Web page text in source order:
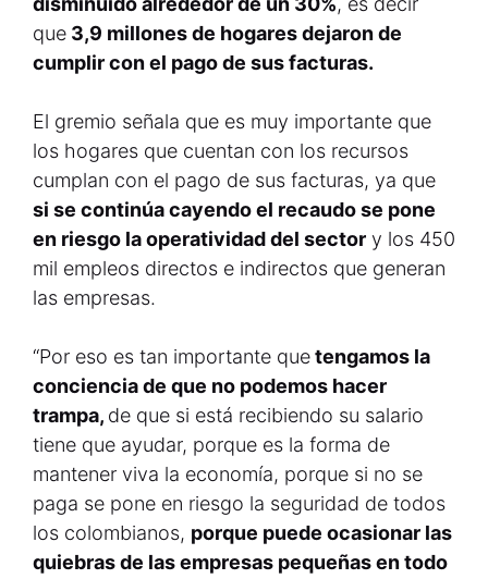
que 3,9 millones de hogares dejaron de
cumplir con el pago de sus facturas.
El gremio señala que es muy importante que
los hogares que cuentan con los recursos
cumplan con el pago de sus facturas, ya que
si se continúa cayendo el recaudo se pone
en riesgo la operatividad del sector y los 450
mil empleos directos e indirectos que generan
las empresas.
“Por eso es tan importante quetengamos la
conciencia de que no podemos hacer
trampa, de que si está recibiendo su salario
tiene que ayudar, porque es la forma de
mantener viva la economía, porque si no se
paga se pone en riesgo la seguridad de todos
los colombianos, porque puede ocasionar las
quiebras de las empresas pequeñas en todo